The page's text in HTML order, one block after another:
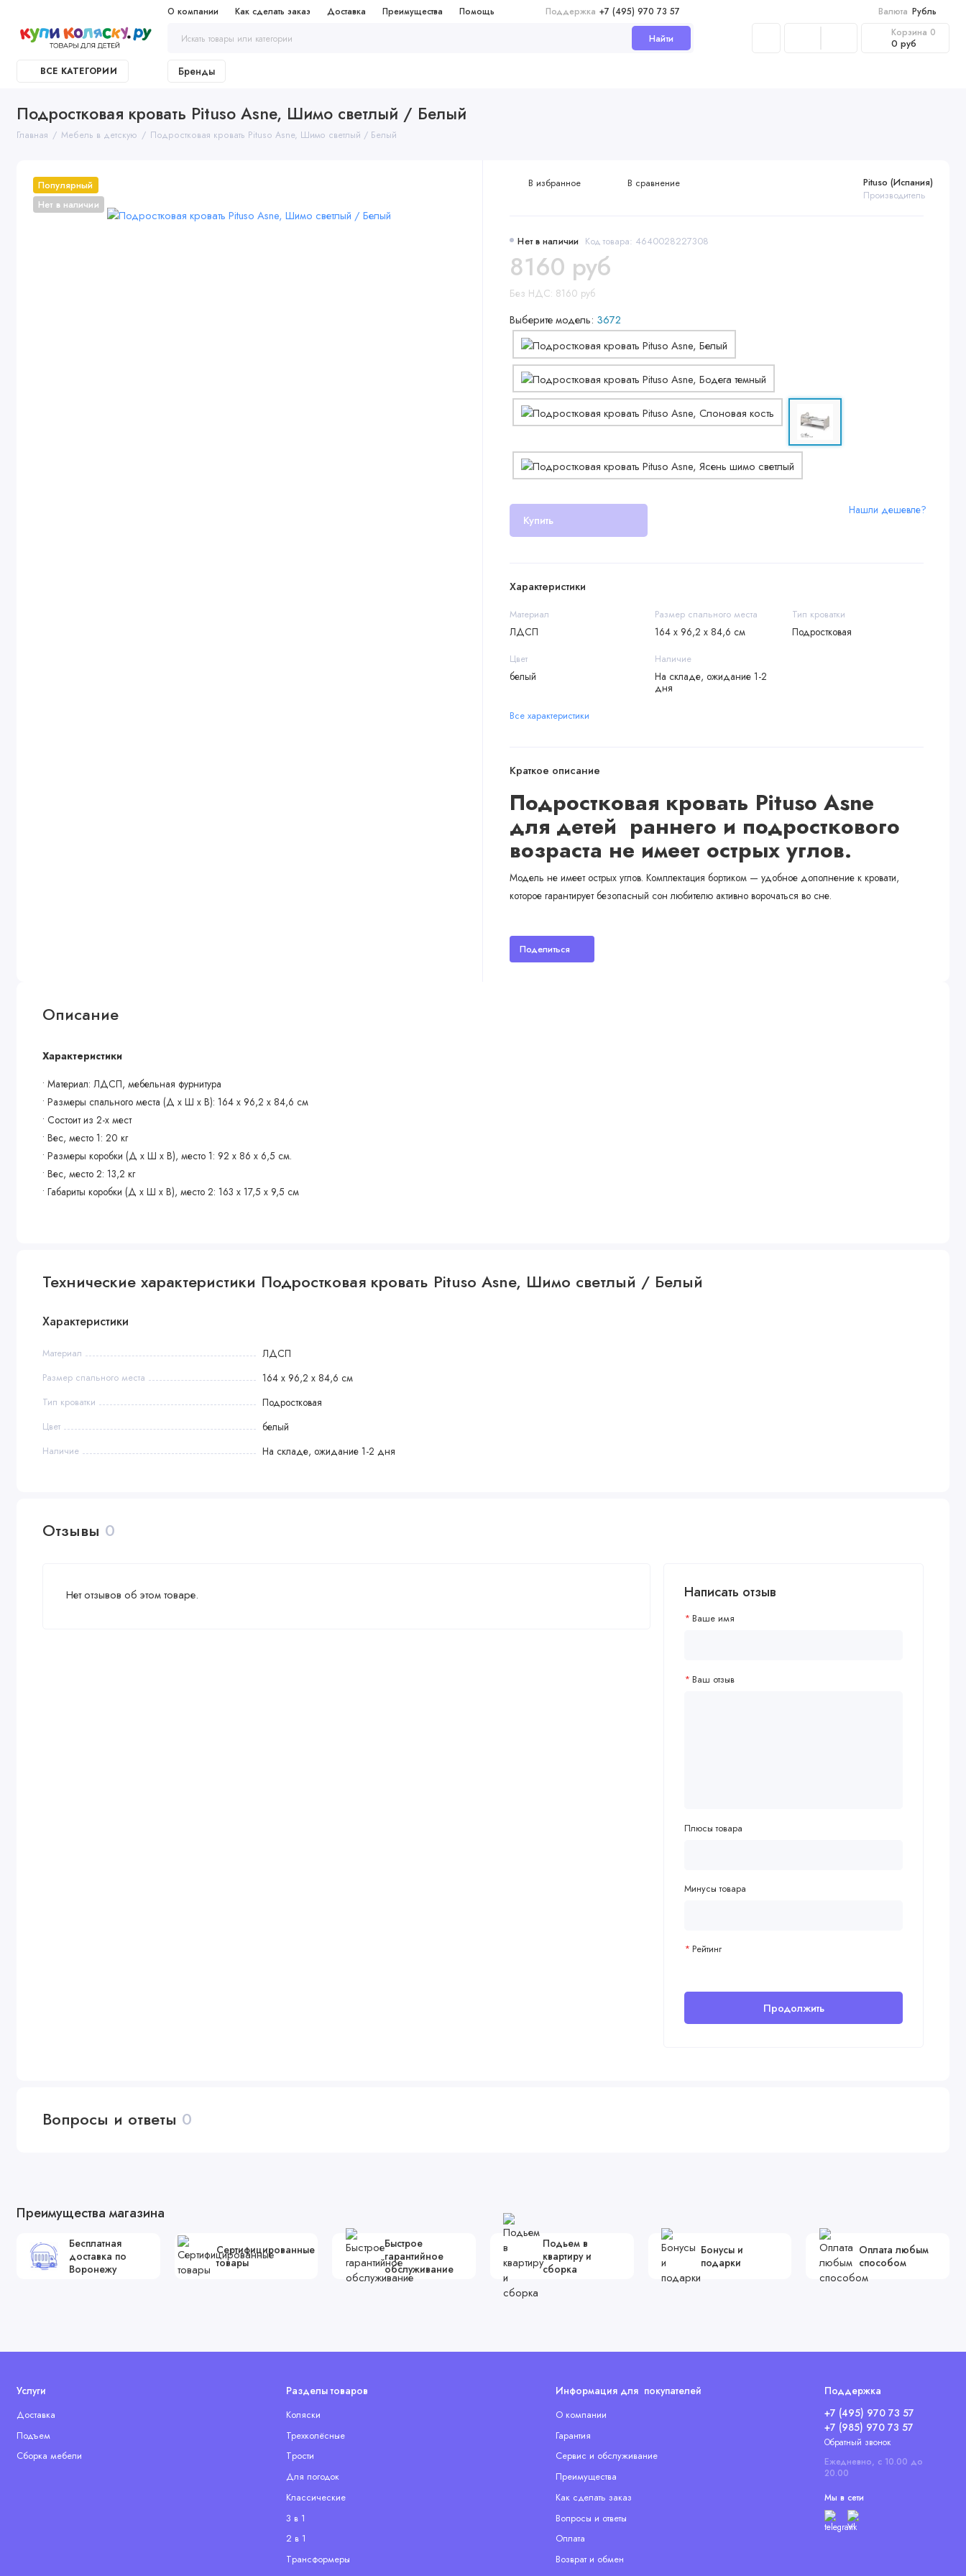
О компании Как сделать заказ Доставка Преимущества Помощь Поддержка +7 (495) 970 73 57 Валюта Рубль
Найти Корзина 0
0 руб
ВСЕ КАТЕГОРИИ Бренды
Подростковая кровать Pituso Asne, Шимо светлый / Белый
Главная Мебель в детскую Подростковая кровать Pituso Asne, Шимо светлый / Белый
Популярный
Нет в наличии
Нет в наличии Код товара: 4640028227308
Pituso (Испания)
Производитель
8160 руб
Без НДС: 8160 руб
Выберите модель: 3672
Купить
Нашли дешевле?
В избранное В сравнение
Характеристики
Материал
ЛДСП
Размер спального места
164 х 96,2 х 84,6 см
Тип кроватки
Подростковая
Цвет
белый
Наличие
На складе, ожидание 1-2
дня
Все характеристики
Краткое описание
Подростковая кровать Pituso Asne
для детей раннего и подросткового
возраста не имеет острых углов.
Модель не имеет острых углов. Комплектация бортиком — удобное дополнение к кровати,
которое гарантирует безопасный сон любителю активно ворочаться во сне.
Поделиться
Описание
Характеристики
• Материал: ЛДСП, мебельная фурнитура
• Размеры спального места (Д х Ш х В): 164 х 96,2 х 84,6 см
• Состоит из 2-х мест
• Вес, место 1: 20 кг
• Размеры коробки (Д х Ш х В), место 1: 92 х 86 х 6,5 см.
• Вес, место 2: 13,2 кг
• Габариты коробки (Д х Ш х В), место 2: 163 х 17,5 х 9,5 см
Технические характеристики Подростковая кровать Pituso Asne, Шимо светлый / Белый
Характеристики
Материал ЛДСП
Размер спального места 164 х 96,2 х 84,6 см
Тип кроватки Подростковая
Цвет белый
Наличие На складе, ожидание 1-2 дня
Отзывы 0
Нет отзывов об этом товаре. Написать отзыв
Ваше имя
Ваш отзыв
Плюсы товара
Минусы товара
Рейтинг
Продолжить
Вопросы и ответы 0
Преимущества магазина
Бесплатная
доставка по
Воронежу
Сертифицированные
товары
Быстрое
гарантийное
обслуживание
Подьем в
квартиру и
сборка
Бонусы и
подарки
Оплата любым
способом
Услуги
Доставка
Подъем
Сборка мебели
Разделы товаров
Коляски
Трехколёсные
Tрости
Для погодок
Классические
3 в 1
2 в 1
Tрансформеры
Информация для покупателей
О компании
Гарантия
Сервис и обслуживание
Преимущества
Как сделать заказ
Вопросы и ответы
Оплата
Возврат и обмен
Поддержка
+7 (495) 970 73 57
+7 (985) 970 73 57
Обратный звонок
Ежедневно, с 10.00 до
20.00
Мы в сети